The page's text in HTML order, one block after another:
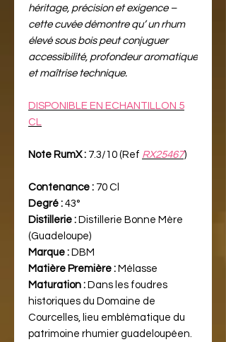
héritage, précision et exigence –
cette cuvée démontre qu’ un rhum
élevé sous bois peut conjuguer
accessibilité, profondeur aromatique
et maîtrise technique.
DISPONIBLE EN ECHANTILLON 5
CL
Note RumX : 7.3/10 (Ref RX25467)
Contenance : 70 Cl
Degré : 43°
Distillerie : Distillerie Bonne Mère
(Guadeloupe)
Marque : DBM
Matière Première : Mélasse
Maturation : Dans les foudres
historiques du Domaine de
Courcelles, lieu emblématique du
patrimoine rhumier guadeloupéen.